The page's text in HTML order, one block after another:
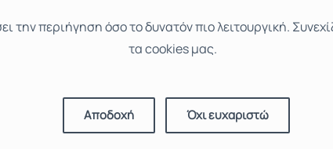
την περιήγηση όσο το δυνατόν πιο λειτουργική.
τα cookies μας.
Αποδοχή Όχι ευχαριστώ